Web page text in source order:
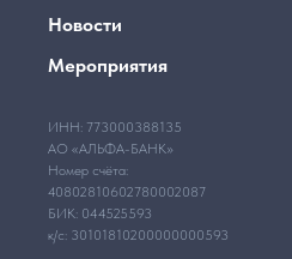
Новости
Мероприятия
ИНН: 773000388135
АО «АЛЬФА-БАНК»
Номер счёта:
40802810602780002087
БИК: 044525593
к/с: 30101810200000000593